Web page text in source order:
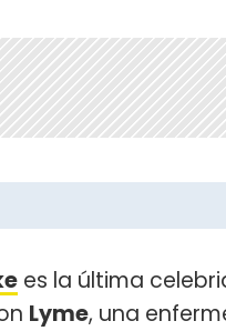
es la última
Lyme, una